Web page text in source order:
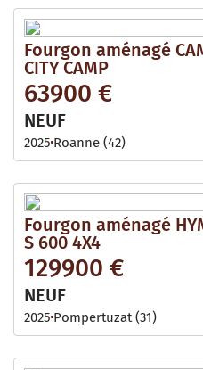
Fourgon aménagé
CITY CAMP
63900 €
NEUF
2025 Roanne (42)
Fourgon aménagé
S 600 4X4
129900 €
NEUF
2025 Pompertuzat (31)